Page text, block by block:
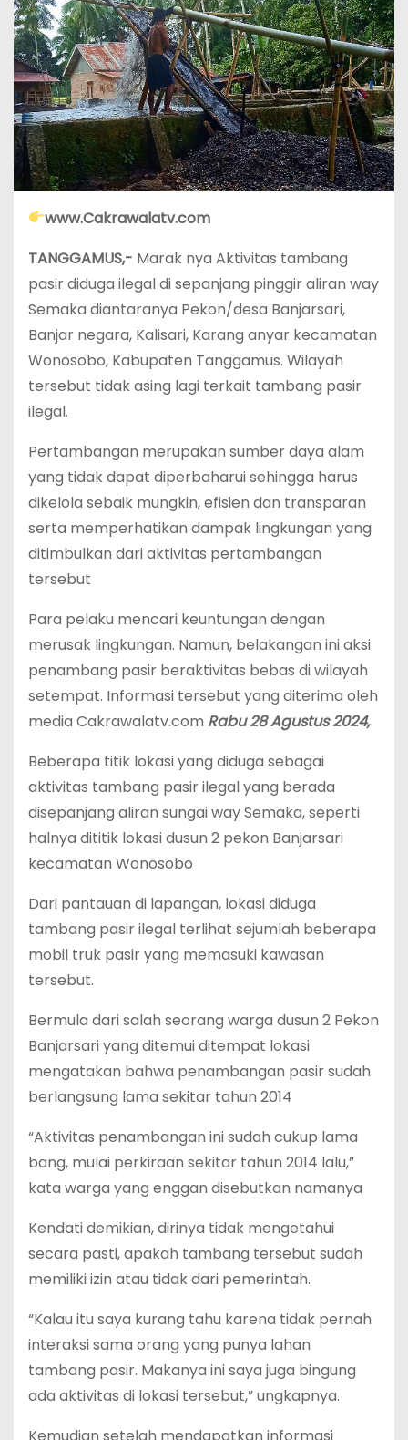
www.Cakrawalatv.com
TANGGAMUS,- Marak nya Aktivitas tambang
pasir diduga ilegal di sepanjang pinggir aliran way
Semaka diantaranya Pekon/desa Banjarsari,
Banjar negara, Kalisari, Karang anyar kecamatan
Wonosobo, Kabupaten Tanggamus. Wilayah
tersebut tidak asing lagi terkait tambang pasir
ilegal.
Pertambangan merupakan sumber daya alam
yang tidak dapat diperbaharui sehingga harus
dikelola sebaik mungkin, efisien dan transparan
serta memperhatikan dampak lingkungan yang
ditimbulkan dari aktivitas pertambangan
tersebut
Para pelaku mencari keuntungan dengan
merusak lingkungan. Namun, belakangan ini aksi
penambang pasir beraktivitas bebas di wilayah
setempat. Informasi tersebut yang diterima oleh
media Cakrawalatv.com Rabu 28 Agustus 2024,
Beberapa titik lokasi yang diduga sebagai
aktivitas tambang pasir ilegal yang berada
disepanjang aliran sungai way Semaka, seperti
halnya dititik lokasi dusun 2 pekon Banjarsari
kecamatan Wonosobo
Dari pantauan di lapangan, lokasi diduga
tambang pasir ilegal terlihat sejumlah beberapa
mobil truk pasir yang memasuki kawasan
tersebut.
Bermula dari salah seorang warga dusun 2 Pekon
Banjarsari yang ditemui ditempat lokasi
mengatakan bahwa penambangan pasir sudah
berlangsung lama sekitar tahun 2014
“Aktivitas penambangan ini sudah cukup lama
bang, mulai perkiraan sekitar tahun 2014 lalu,”
kata warga yang enggan disebutkan namanya
Kendati demikian, dirinya tidak mengetahui
secara pasti, apakah tambang tersebut sudah
memiliki izin atau tidak dari pemerintah.
“Kalau itu saya kurang tahu karena tidak pernah
interaksi sama orang yang punya lahan
tambang pasir. Makanya ini saya juga bingung
ada aktivitas di lokasi tersebut,” ungkapnya.
Kemudian setelah mendapatkan informasi